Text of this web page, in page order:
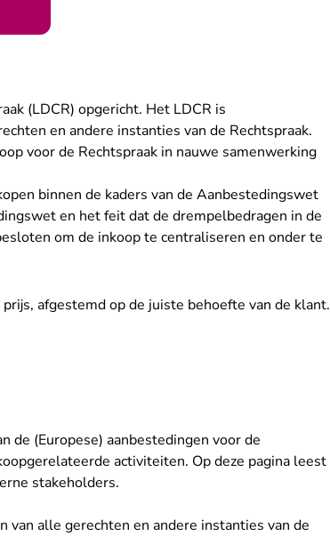
(LDCR) opgericht. Het LDCR is
en andere instanties van de Rechtspraak.
voor de Rechtspraak in nauwe samenwerking
binnen de kaders van de Aanbestedingswet
en het feit dat de drempelbedragen in de
om de inkoop te centraliseren en onder te
afgestemd op de juiste behoefte van de klant.
de (Europese) aanbestedingen voor de
activiteiten. Op deze pagina leest
stakeholders.
alle gerechten en andere instanties van de